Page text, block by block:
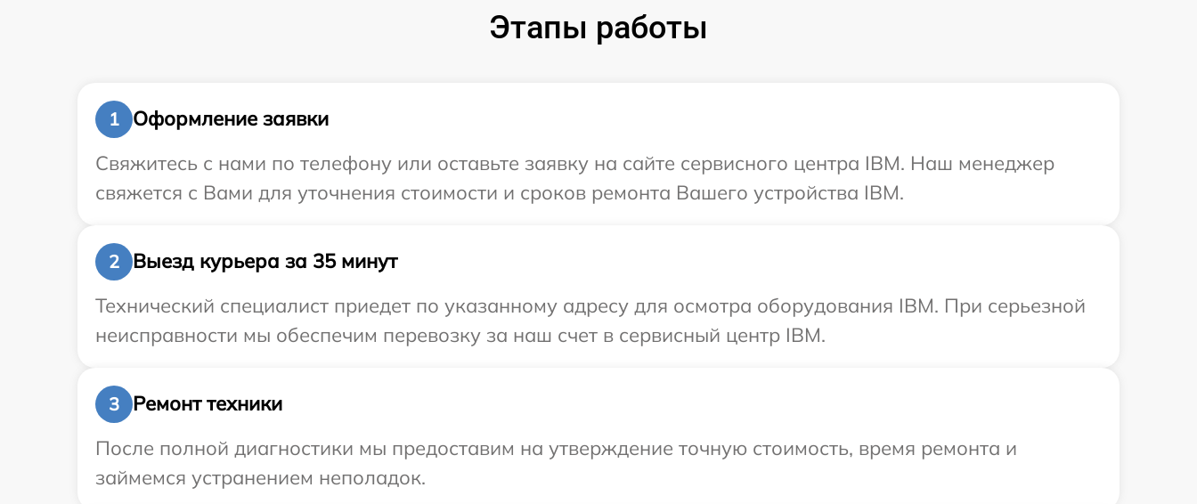
Этапы работы
1
Оформление заявки
Свяжитесь с нами по телефону или оставьте заявку на сайте сервисного центра IBM. Наш менеджер
свяжется с Вами для уточнения стоимости и сроков ремонта Вашего устройства IBM.
2
Выезд курьера за 35 минут
Технический специалист приедет по указанному адресу для осмотра оборудования IBM. При серьезной
неисправности мы обеспечим перевозку за наш счет в сервисный центр IBM.
3
Ремонт техники
После полной диагностики мы предоставим на утверждение точную стоимость, время ремонта и
займемся устранением неполадок.